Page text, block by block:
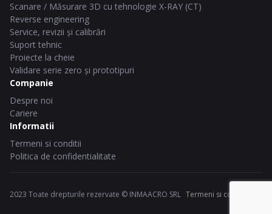
Scanare / Măsurare 3D cu tehnologie X-RAY (CT)
Reverse engineering
Service, revizii și calibrări
Suport tehnic
Proiecte la cheie
Validare serie zero și prototipuri
Companie
Despre noi
Cariere
Informatii
Termeni si conditii
Politica de confidentialitate
2023 Toate drepturile rezervate © INMAACRO SRL Termeni si conditii